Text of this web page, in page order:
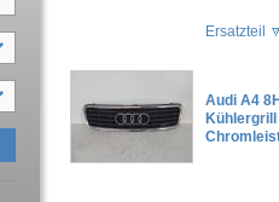
Ersatzteil
Audi A4